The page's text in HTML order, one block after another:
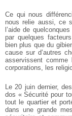
Ce qui nous
nous relie aussi, ce
l’aide de
par quelques
bien plus que du
cause sur d’autres
asservissent
corporations, les
Le 20 juin dernier,
dos « Sécurité pour
tout le quartier et
dans une grande